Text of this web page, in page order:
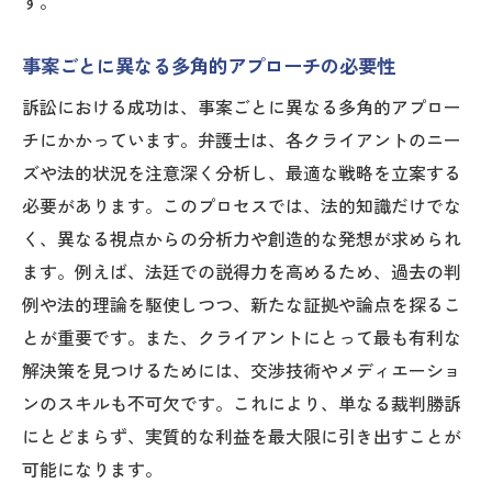
事案ごとに異なる多角的アプローチの必要性
訴訟における成功は、事案ごとに異なる多角的アプロー
チにかかっています。弁護士は、各クライアントのニー
ズや法的状況を注意深く分析し、最適な戦略を立案する
必要があります。このプロセスでは、法的知識だけでな
く、異なる視点からの分析力や創造的な発想が求められ
ます。例えば、法廷での説得力を高めるため、過去の判
例や法的理論を駆使しつつ、新たな証拠や論点を探るこ
とが重要です。また、クライアントにとって最も有利な
解決策を見つけるためには、交渉技術やメディエーショ
ンのスキルも不可欠です。これにより、単なる裁判勝訴
にとどまらず、実質的な利益を最大限に引き出すことが
可能になります。